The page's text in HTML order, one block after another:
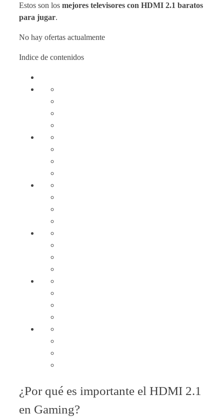
Estos son los mejores televisores con HDMI 2.1 baratos
para jugar.
No hay ofertas actualmente
Indice de contenidos
¿Por qué es importante el HDMI 2.1
en Gaming?